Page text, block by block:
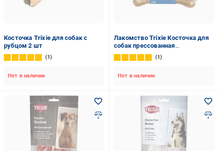
Косточка Trixie для собак с
рубцом 2 шт
1
Нет в наличии
Лакомство Trixie Косточка для
собак прессованная
жевательная с рубцом 12 см 2
шт.
1
Нет в наличии